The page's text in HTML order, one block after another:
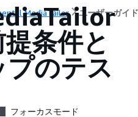
MediaTailor ユーザーガイド
条件と
のテス
フォーカスモード